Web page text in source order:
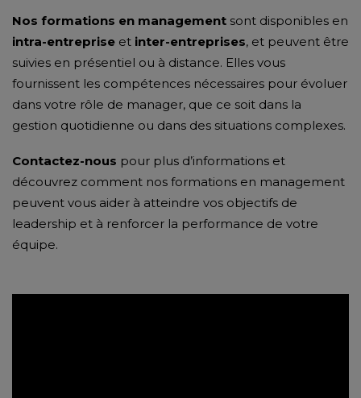
Nos formations en management sont disponibles en
intra-entreprise et inter-entreprises, et peuvent être
suivies en présentiel ou à distance. Elles vous
fournissent les compétences nécessaires pour évoluer
dans votre rôle de manager, que ce soit dans la
gestion quotidienne ou dans des situations complexes.
Contactez-nous pour plus d’informations et
découvrez comment nos formations en management
peuvent vous aider à atteindre vos objectifs de
leadership et à renforcer la performance de votre
équipe.